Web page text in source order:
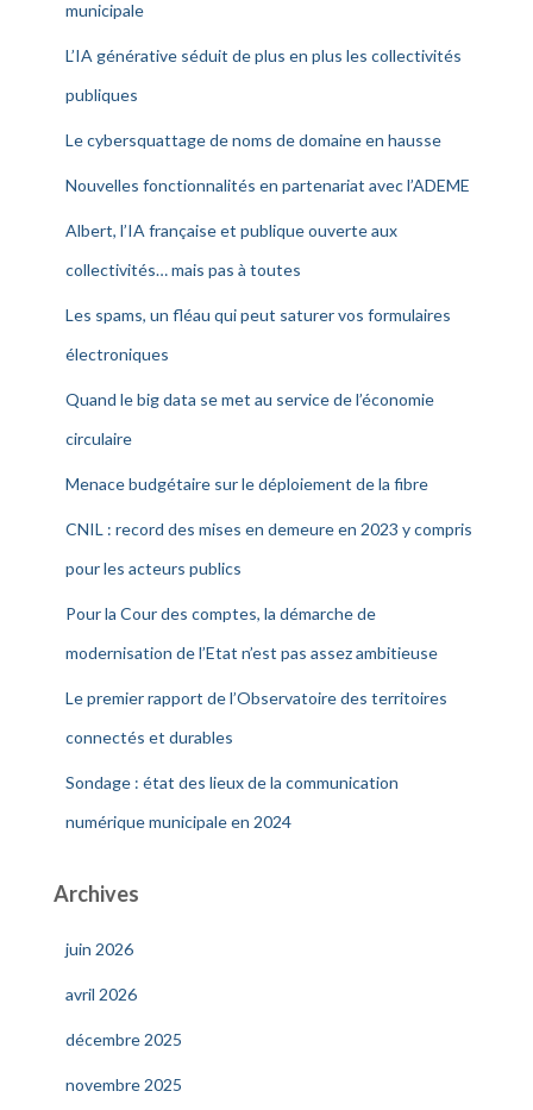
municipale
L’IA générative séduit de plus en plus les collectivités
publiques
Le cybersquattage de noms de domaine en hausse
Nouvelles fonctionnalités en partenariat avec l’ADEME
Albert, l’IA française et publique ouverte aux
collectivités… mais pas à toutes
Les spams, un fléau qui peut saturer vos formulaires
électroniques
Quand le big data se met au service de l’économie
circulaire
Menace budgétaire sur le déploiement de la fibre
CNIL : record des mises en demeure en 2023 y compris
pour les acteurs publics
Pour la Cour des comptes, la démarche de
modernisation de l’Etat n’est pas assez ambitieuse
Le premier rapport de l’Observatoire des territoires
connectés et durables
Sondage : état des lieux de la communication
numérique municipale en 2024
Archives
juin 2026
avril 2026
décembre 2025
novembre 2025